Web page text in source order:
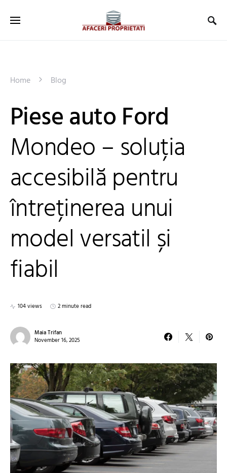
Home Blog
Piese auto Ford
Mondeo – soluția
accesibilă pentru
întreținerea unui
model versatil și
fiabil
104 views 2 minute read
Maia Trifan
November 16, 2025